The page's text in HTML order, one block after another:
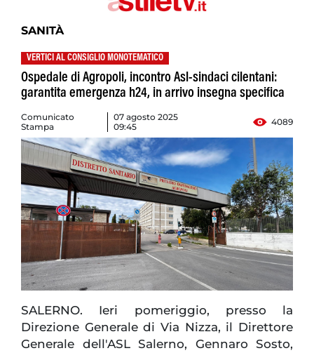
SANITÀ
VERTICI AL CONSIGLIO MONOTEMATICO
Ospedale di Agropoli, incontro Asl-sindaci cilentani:
garantita emergenza h24, in arrivo insegna specifica
Comunicato
Stampa
07 agosto 2025
09:45
4089
SALERNO. Ieri pomeriggio, presso la
Direzione Generale di Via Nizza, il Direttore
Generale dell'ASL Salerno, Gennaro Sosto,